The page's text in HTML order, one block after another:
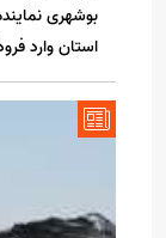
بوشهری
استان وارد